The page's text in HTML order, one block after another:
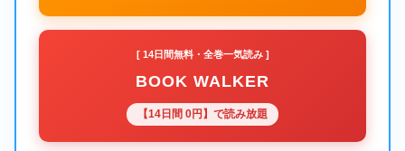
[ 14日間無料・全巻一気読み ]
BOOK WALKER
【14日間 0円】で読み放題